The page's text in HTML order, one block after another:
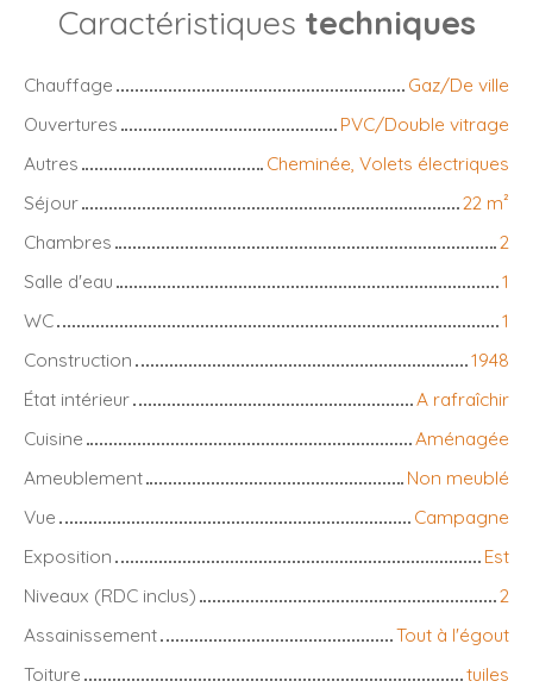
Caractéristiques techniques
Chauffage
Gaz/De ville
Ouvertures
PVC/Double vitrage
Autres
Cheminée, Volets électriques
Séjour
22 m²
Chambres
2
Salle d'eau
1
WC
1
Construction
1948
État intérieur
A rafraîchir
Cuisine
Aménagée
Ameublement
Non meublé
Vue
Campagne
Exposition
Est
Niveaux (RDC inclus)
2
Assainissement
Tout à l'égout
Toiture
tuiles